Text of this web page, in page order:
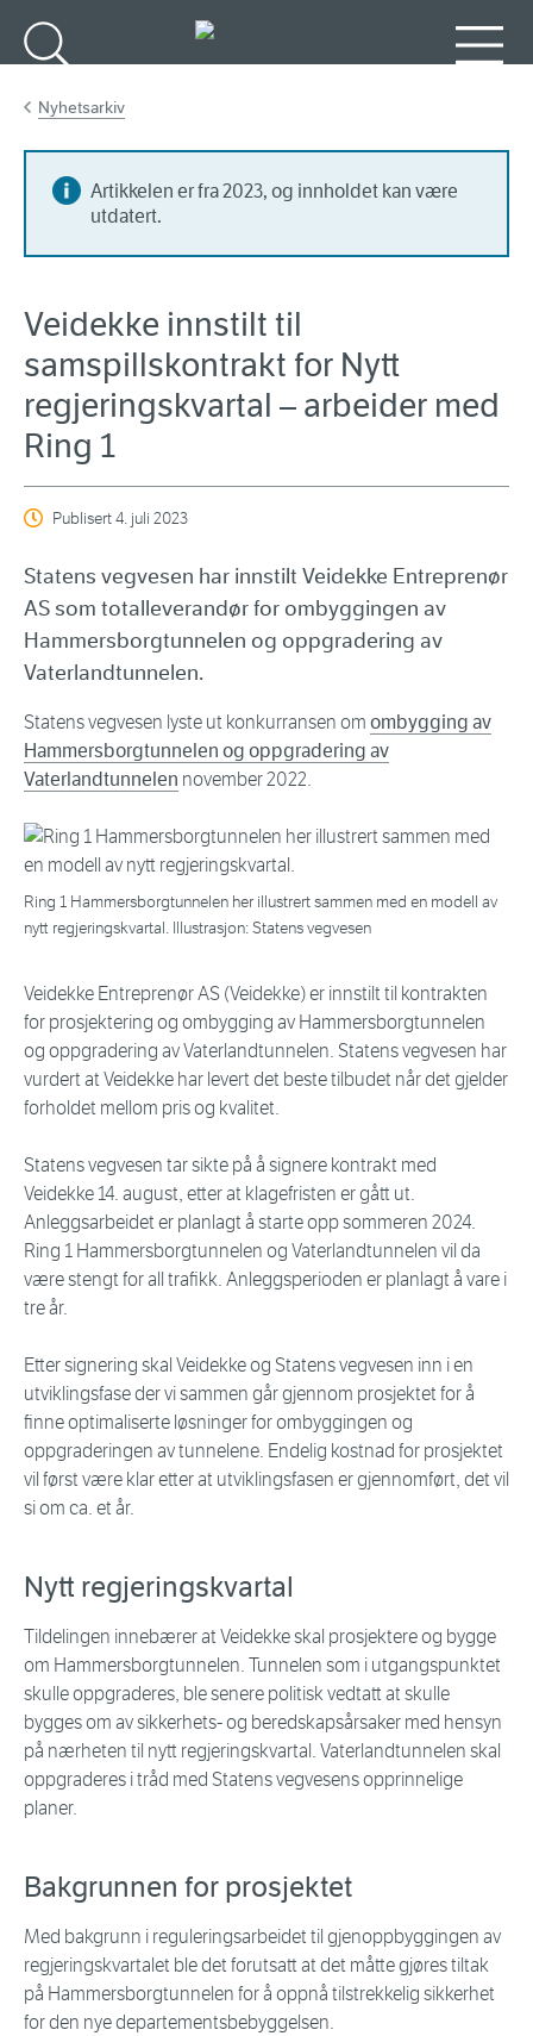
Nyhetsarkiv
Artikkelen er fra 2023, og innholdet kan være
utdatert.
Veidekke innstilt til
samspillskontrakt for Nytt
regjeringskvartal – arbeider med
Ring 1
Publisert4. juli 2023
Statens vegvesen har innstilt Veidekke Entreprenør
AS som totalleverandør for ombyggingen av
Hammersborgtunnelen og oppgradering av
Vaterlandtunnelen.
Statens vegvesen lyste ut konkurransen om ombygging av
Hammersborgtunnelen og oppgradering av
Vaterlandtunnelen november 2022.
Ring 1 Hammersborgtunnelen her illustrert sammen med en modell av
nytt regjeringskvartal. Illustrasjon: Statens vegvesen
Veidekke Entreprenør AS (Veidekke) er innstilt til kontrakten
for prosjektering og ombygging av Hammersborgtunnelen
og oppgradering av Vaterlandtunnelen. Statens vegvesen har
vurdert at Veidekke har levert det beste tilbudet når det gjelder
forholdet mellom pris og kvalitet.
Statens vegvesen tar sikte på å signere kontrakt med
Veidekke 14. august, etter at klagefristen er gått ut.
Anleggsarbeidet er planlagt å starte opp sommeren 2024.
Ring 1 Hammersborgtunnelen og Vaterlandtunnelen vil da
være stengt for all trafikk. Anleggsperioden er planlagt å vare i
tre år.
Etter signering skal Veidekke og Statens vegvesen inn i en
utviklingsfase der vi sammen går gjennom prosjektet for å
finne optimaliserte løsninger for ombyggingen og
oppgraderingen av tunnelene. Endelig kostnad for prosjektet
vil først være klar etter at utviklingsfasen er gjennomført, det vil
si om ca. et år.
Nytt regjeringskvartal
Tildelingen innebærer at Veidekke skal prosjektere og bygge
om Hammersborgtunnelen. Tunnelen som i utgangspunktet
skulle oppgraderes, ble senere politisk vedtatt at skulle
bygges om av sikkerhets- og beredskapsårsaker med hensyn
på nærheten til nytt regjeringskvartal. Vaterlandtunnelen skal
oppgraderes i tråd med Statens vegvesens opprinnelige
planer.
Bakgrunnen for prosjektet
Med bakgrunn i reguleringsarbeidet til gjenoppbyggingen av
regjeringskvartalet ble det forutsatt at det måtte gjøres tiltak
på Hammersborgtunnelen for å oppnå tilstrekkelig sikkerhet
for den nye departementsbebyggelsen.